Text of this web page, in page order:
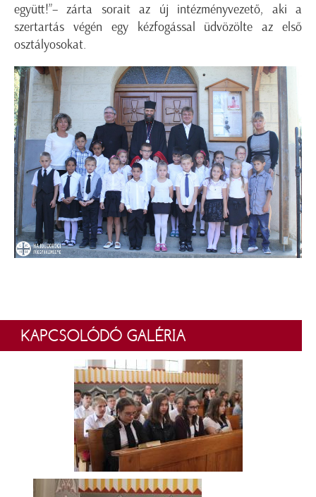
együtt!”– zárta sorait az új intézményvezető, aki a
szertartás végén egy kézfogással üdvözölte az első
osztályosokat.
KAPCSOLÓDÓ GALÉRIA